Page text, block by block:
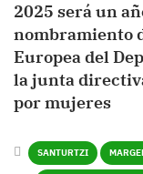
2025 será un
nombramiento
Europea del
la junta
por mujeres
SANTURTZI